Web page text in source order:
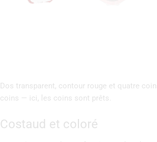
Dos transparent, contour rouge et quatre
coins — ici, les coins sont prêts.
Costaud et coloré